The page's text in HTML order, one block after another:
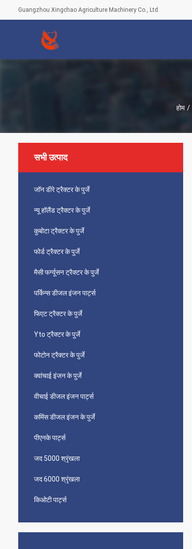
Guangzhou Xingchao Agriculture Machinery Co., Ltd.
होम /
सभी उत्पाद
जॉन डीरे ट्रैक्टर के पुर्जे
न्यू हॉलैंड ट्रैक्टर के पुर्जे
कुबोटा ट्रैक्टर के पुर्जे
फोर्ड ट्रैक्टर के पुर्जे
मैसी फर्ग्यूसन ट्रैक्टर के पुर्जे
पर्किन्स डीजल इंजन पार्ट्स
फिएट ट्रैक्टर के पुर्जे
Yto ट्रैक्टर के पुर्जे
फोटोन ट्रैक्टर के पुर्जे
क्वांचाई इंजन के पुर्जे
वीचाई डीजल इंजन पार्ट्स
कमिंस डीजल इंजन के पुर्जे
पीएनके पार्ट्स
जद 5000 श्रृंखला
जद 6000 श्रृंखला
किओटी पार्ट्स